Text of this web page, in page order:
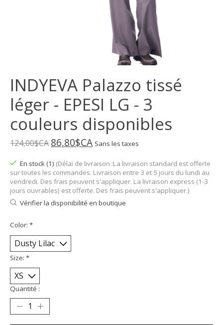
INDYEVA Palazzo tissé
léger - EPESI LG - 3
couleurs disponibles
124,00$CA 86,80$CA Sans les taxes
En stock (1) (Délai de livraison :La livraison standard est offerte
sur toutes les commandes. Livraison entre 3 et 5 jours du lundi au
vendredi. Des frais peuvent s'appliquer. La livraison express (1-3
jours ouvrables) est offerte. Des frais peuvent s'appliquer.)
Vérifier la disponibilité en boutique
Color: *
Size: *
Quantité :